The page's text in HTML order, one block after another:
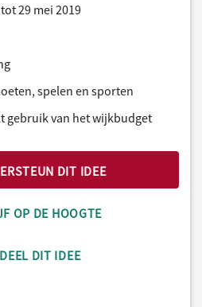
29 mei 2019
spelen en sporten
gebruik van het wijkbudget
DIT IDEE
OP DE HOOGTE
DEEL DIT IDEE